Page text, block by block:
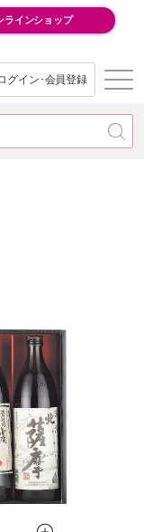
ラインショップ
グイン･会員登録